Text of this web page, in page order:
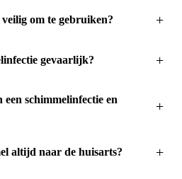
om te gebruiken?
gevaarlijk?
een schimmelinfectie en
altijd naar de huisarts?